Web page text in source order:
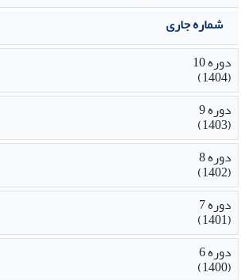
شماره جاری
دوره 10
(1404)
دوره 9
(1403)
دوره 8
(1402)
دوره 7
(1401)
دوره 6
(1400)